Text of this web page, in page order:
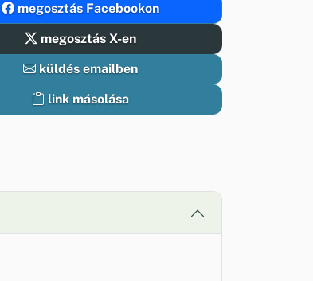
megosztás Facebookon
megosztás X-en
küldés emailben
link másolása